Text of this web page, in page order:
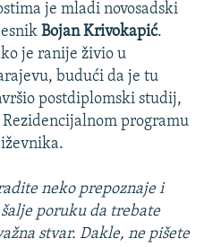
je mladi novosadski
Bojan Krivokapić.
je ranije živio u
budući da je tu
postdiplomski studij,
Rezidencijalnom programu
neko prepoznaje i
poruku da trebate
stvar. Dakle, ne pišete